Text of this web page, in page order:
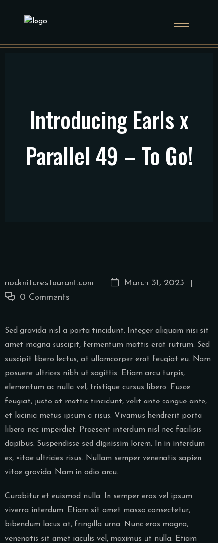
Introducing Earls x
Parallel 49 – To Go!
nocknitarestaurant.com
March 31, 2023
0 Comments
Sed gravida nisl a porta tincidunt. Integer aliquam nisi sit
amet magna suscipit, fermentum mattis erat rutrum. Sed
suscipit libero lectus, at ullamcorper erat feugiat eu. Nam
posuere ultrices nibh ut sagittis. Etiam arcu turpis,
elementum ac nulla vel, tristique cursus libero. Fusce
feugiat, justo at mattis tincidunt, velit ante congue ante,
et lacinia metus ipsum a risus. Vivamus hendrerit porta
libero nec imperdiet. Praesent interdum nisl nec facilisis
dapibus. Suspendisse sed dignissim lorem. In in interdum
ex, vitae ultricies risus. Nullam semper venenatis sapien
vitae gravida. Nam in odio arcu.
Curabitur et euismod nulla. In semper eros vel ipsum
viverra interdum. Etiam sit amet massa consectetur,
bibendum lacus at, fringilla urna. Nunc eros magna,
venenatis sit amet iaculis vel, maximus ut nulla. Etiam